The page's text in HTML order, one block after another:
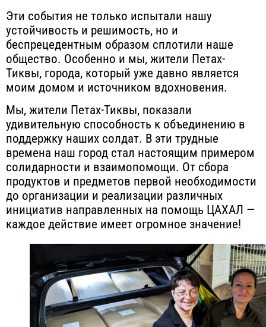
Эти события не только испытали нашу
устойчивость и решимость, но и
беспрецедентным образом сплотили наше
общество. Особенно и мы, жители Петах-
Тиквы, города, который уже давно является
моим домом и источником вдохновения.
Мы, жители Петах-Тиквы, показали
удивительную способность к объединению в
поддержку наших солдат. В эти трудные
времена наш город стал настоящим примером
солидарности и взаимопомощи. От сбора
продуктов и предметов первой необходимости
до организации и реализации различных
инициатив направленных на помощь ЦАХАЛ —
каждое действие имеет огромное значение!